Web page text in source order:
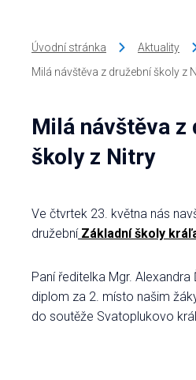
Úvodní stránka
Aktuality
Milá návštěva z družební školy z
Milá návštěva z
školy z Nitry
Ve čtvrtek 23. května nás
družební Základní školy
Paní ředitelka Mgr.
diplom za 2. místo našim
do soutěže Svatoplukovo